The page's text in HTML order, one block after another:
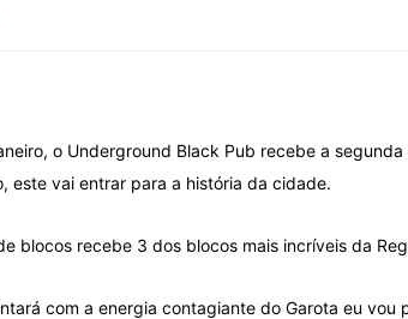
o Underground Black Pub recebe a
este vai entrar para a história da cidade.
blocos recebe 3 dos blocos mais incríveis da
com a energia contagiante do Garota eu vou